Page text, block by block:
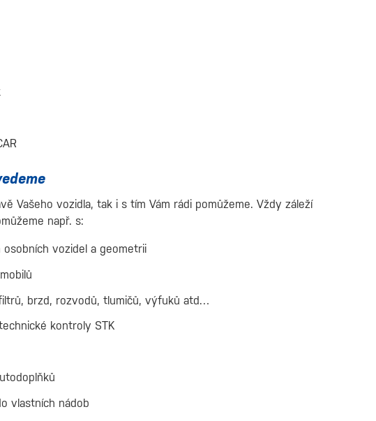
Vašeho vozidla, tak i s tím Vám rádi pomůžeme. Vždy záleží
např. s:
vozidel a geometrii
brzd, rozvodů, tlumičů, výfuků atd…
kontroly STK
vlastních nádob